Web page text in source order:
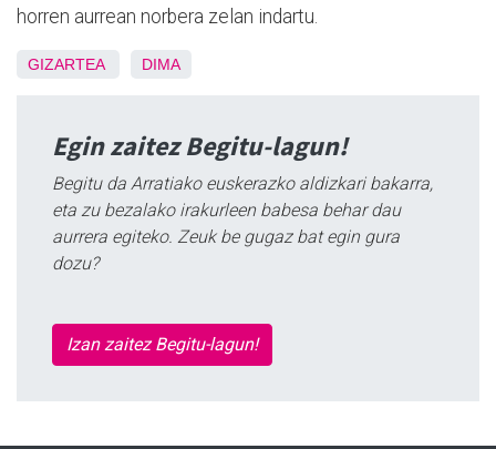
horren aurrean norbera zelan indartu.
GIZARTEA DIMA
Egin zaitez Begitu-lagun!
Begitu da Arratiako euskerazko aldizkari bakarra,
eta zu bezalako irakurleen babesa behar dau
aurrera egiteko. Zeuk be gugaz bat egin gura
dozu?
Izan zaitez Begitu-lagun!